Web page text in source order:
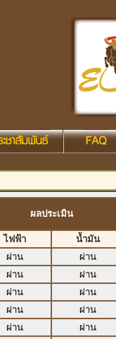
ผลประเมิน
ไฟฟ้า น้ำมัน
ผ่าน ผ่าน
ผ่าน ผ่าน
ผ่าน ผ่าน
ผ่าน ผ่าน
ผ่าน ผ่าน